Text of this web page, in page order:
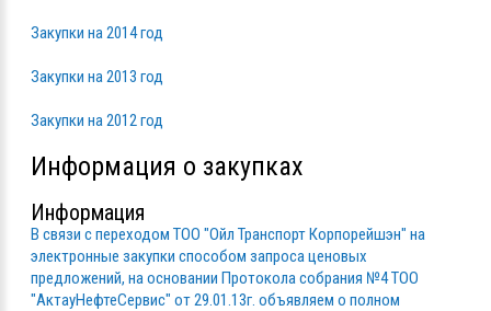
Закупки на 2014 год
Закупки на 2013 год
Закупки на 2012 год
Информация о закупках
Информация
В связи с переходом ТОО "Ойл Транспорт Корпорейшэн" на
электронные закупки способом запроса ценовых
предложений, на основании Протокола собрания №4 ТОО
"АктауНефтеСервис" от 29.01.13г. объявляем о полном